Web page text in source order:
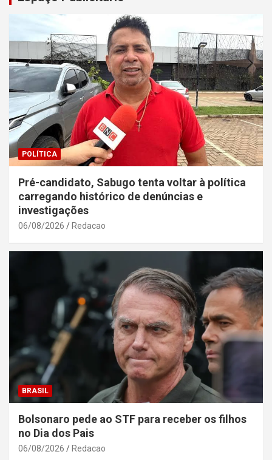
POLÍTICA
Pré-candidato, Sabugo tenta voltar à política
carregando histórico de denúncias e
investigações
06/08/2026 Redacao
BRASIL
Bolsonaro pede ao STF para receber os filhos
no Dia dos Pais
06/08/2026 Redacao